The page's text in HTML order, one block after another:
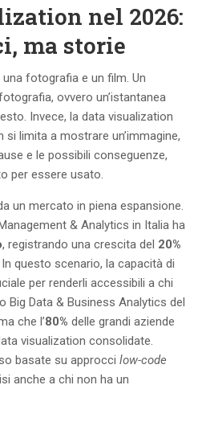
nel 2026:
ma storie
fotografia e un film. Un
ovvero un’istantanea
Invece, la data visualization
limita a mostrare un’immagine,
e le possibili conseguenze,
per essere usato.
un mercato in piena espansione.
& Analytics in Italia ha
, registrando una crescita del 20%
questo scenario, la capacità di
per renderli accessibili a chi
Big Data & Business Analytics del
che l’80% delle grandi aziende
visualization consolidate.
basate su approcci low-code
anche a chi non ha un